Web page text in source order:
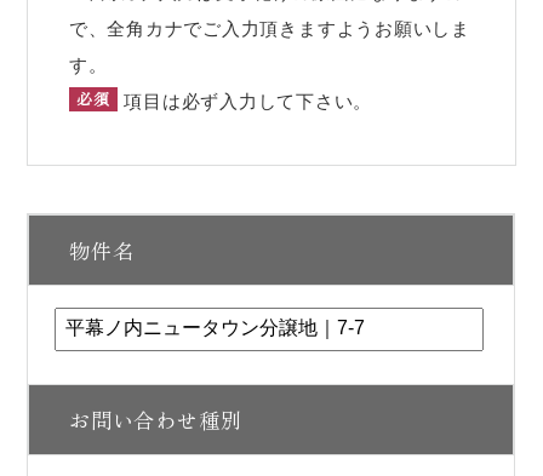
で、全角カナでご入力頂きますようお願いしま
す。
必須
項目は必ず入力して下さい。
物件名
お問い合わせ種別